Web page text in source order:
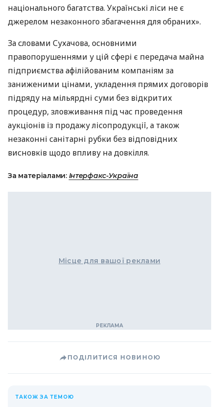
національного багатства. Українські ліси не є
джерелом незаконного збагачення для обраних».
За словами Сухачова, основними
правопорушеннями у цій сфері є передача майна
підприємства афілійованим компаніям за
заниженими цінами, укладення прямих договорів
підряду на мільярдні суми без відкритих
процедур, зловживання під час проведення
аукціонів із продажу лісопродукції, а також
незаконні санітарні рубки без відповідних
висновків щодо впливу на довкілля.
За матеріалами: Інтерфакс-Україна
Місце для вашої реклами
ПОДІЛИТИСЯ НОВИНОЮ
ТАКОЖ ЗА ТЕМОЮ